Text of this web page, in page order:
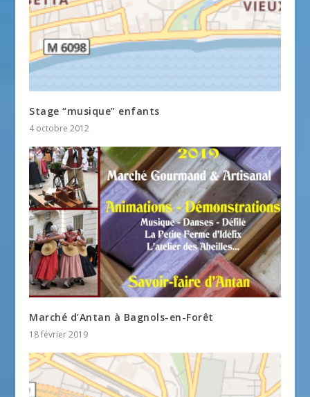
Stage “musique” enfants
4 octobre 2012
Marché d’Antan à Bagnols-en-Forêt
18 février 2019